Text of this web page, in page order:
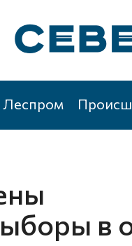
Леспром
в